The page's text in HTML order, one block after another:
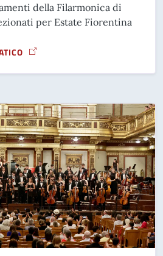
della Filarmonica di
per Estate Fiorentina
DI FIRENZE ROSSINI